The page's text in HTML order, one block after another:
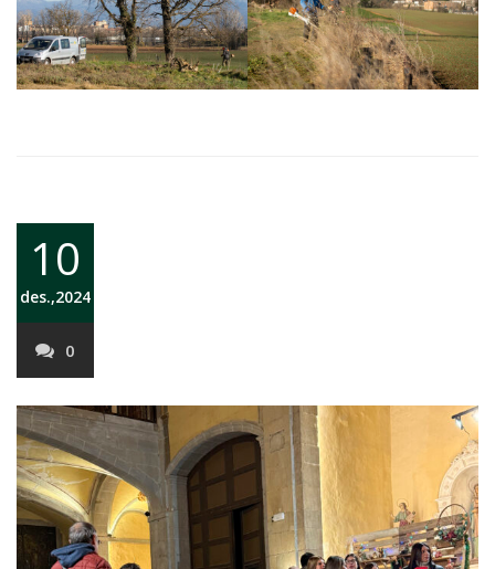
10
des.,2024
0